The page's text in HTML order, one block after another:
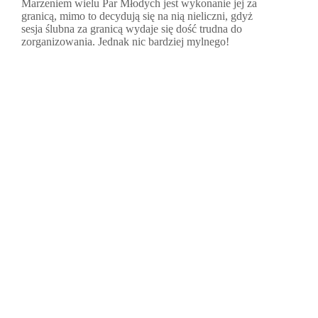
Marzeniem wielu Par Młodych jest wykonanie jej za
granicą, mimo to decydują się na nią nieliczni, gdyż
sesja ślubna za granicą wydaje się dość trudna do
zorganizowania. Jednak nic bardziej mylnego!